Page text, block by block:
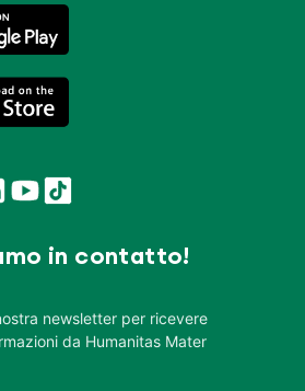
in contatto!
newsletter per ricevere
da Humanitas Mater